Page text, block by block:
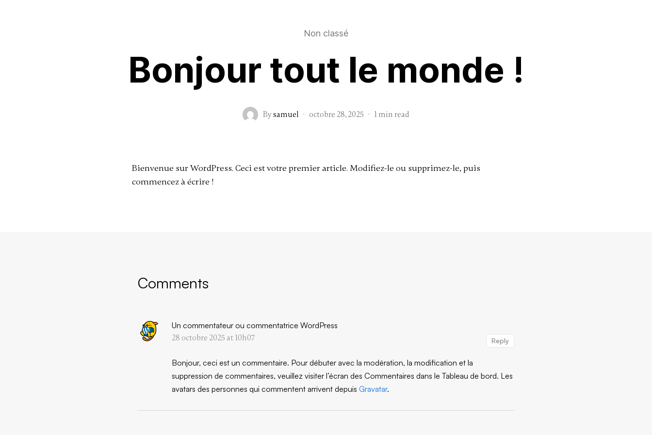
Non classé
Bonjour tout le monde !
Bysamuel · octobre 28, 2025 · 1 min read
Bienvenue sur WordPress. Ceci est votre premier article. Modifiez-le ou supprimez-le, puis
commencez à écrire !
Comments
Un commentateur ou commentatrice WordPress
28 octobre 2025 at 10h07
Bonjour, ceci est un commentaire. Pour débuter avec la modération, la modification et la
suppression de commentaires, veuillez visiter l’écran des Commentaires dans le Tableau de bord. Les
avatars des personnes qui commentent arrivent depuis Gravatar.
Reply